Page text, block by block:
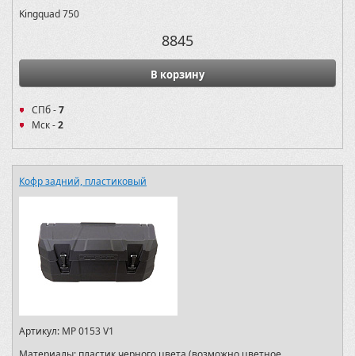
Kingquad 750
8845
В корзину
СПб -7
Мск -2
Кофр задний, пластиковый
Артикул: MP 0153 V1